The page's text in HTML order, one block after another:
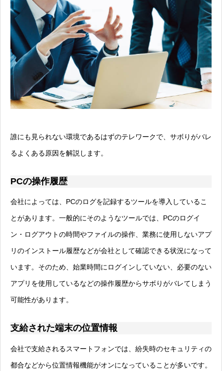
誰にも見られない環境であるはずのテレワークで、サボりがバレ
るよくある原因を解説します。
PCの操作履歴
会社によっては、PCのログを記録するツールを導入しているこ
とがあります。一般的にそのようなツールでは、PCのログイ
ン・ログアウトの時間やファイルの操作、業務に使用しないアプ
リのインストール履歴などが会社として確認できる状況になって
います。そのため、始業時間にログインしていない、必要のない
アプリを使用しているなどの操作履歴からサボりがバレてしまう
可能性があります。
支給された端末の位置情報
会社で支給されるスマートフォンでは、紛失時のセキュリティの
都合などから位置情報機能がオンになっていることが多いです。